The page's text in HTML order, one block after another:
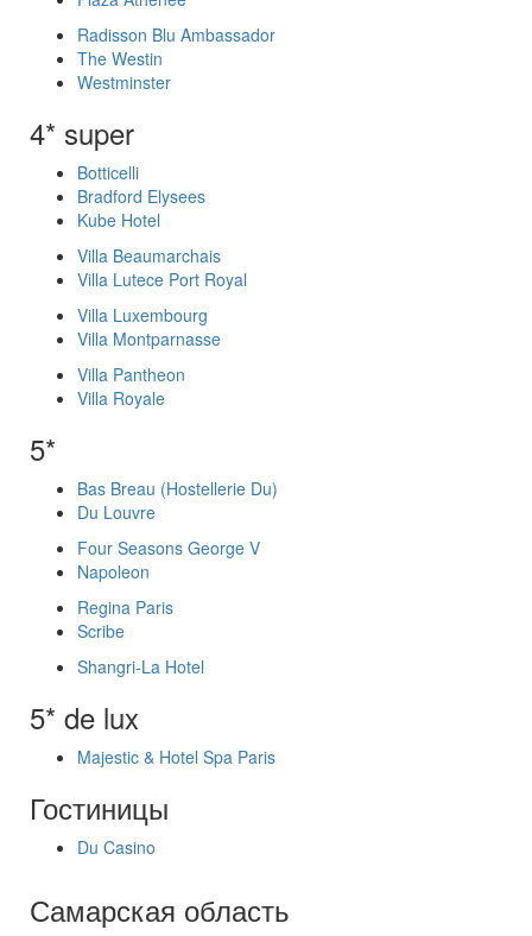
Radisson Blu Ambassador
The Westin
Westminster
4* super
Botticelli
Bradford Elysees
Kube Hotel
Villa Beaumarchais
Villa Lutece Port Royal
Villa Luxembourg
Villa Montparnasse
Villa Pantheon
Villa Royale
5*
Bas Breau (Hostellerie Du)
Du Louvre
Four Seasons George V
Napoleon
Regina Paris
Scribe
Shangri-La Hotel
5* de lux
Majestic & Hotel Spa Paris
Гостиницы
Du Casino
Самарская область